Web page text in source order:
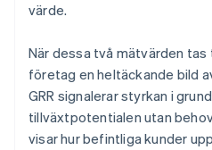
värde.
När dessa två mätvärden tas
företag en heltäckande bild
GRR signalerar styrkan i
tillväxtpotentialen utan
visar hur befintliga kunder